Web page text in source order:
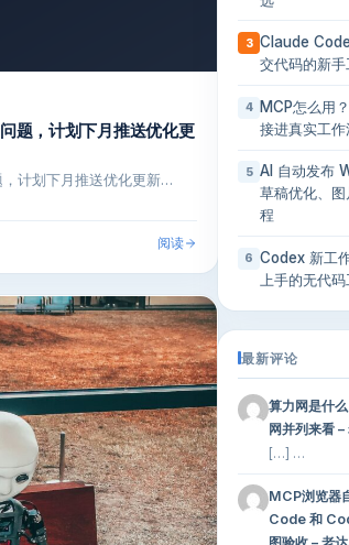
题，计划下月推送优化更
计划下月推送优化更新…
阅读
3 Claude
交代码的新
4
MCP怎么用
接进真实工
5 AI 自动发布
草稿优化、
程
6 Codex 新工
上手的无代
最新评论
算力网是什
网并列来看
[…] …
MCP浏览器
Code 和